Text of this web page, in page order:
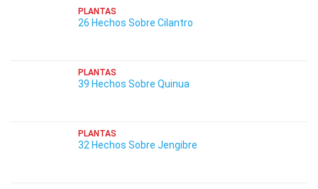
PLANTAS
26 Hechos Sobre Cilantro
PLANTAS
39 Hechos Sobre Quinua
PLANTAS
32 Hechos Sobre Jengibre